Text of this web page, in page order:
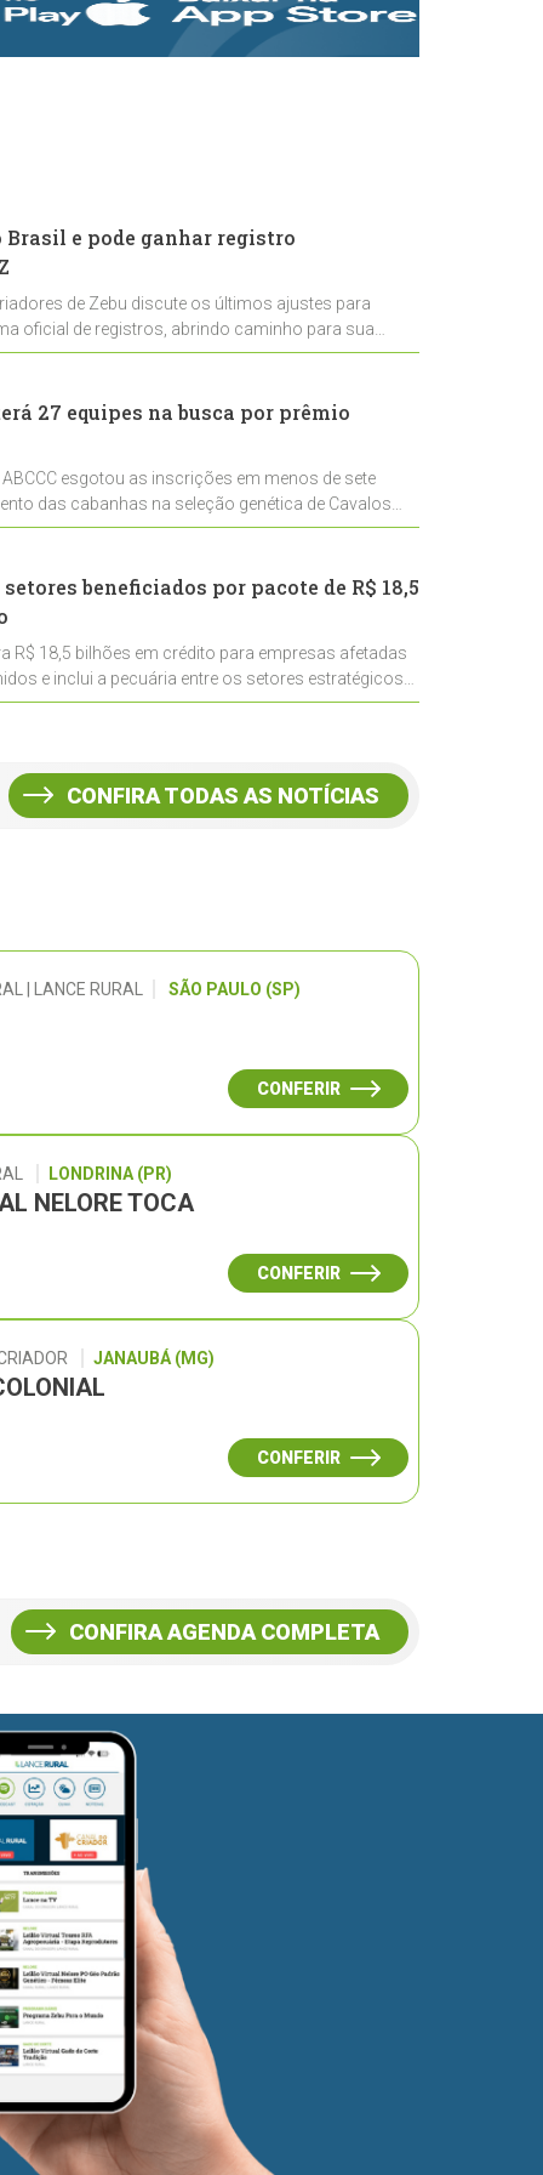
rastreabilidade e
rigor técnico para
Brasil e pode ganhar registro
de Zebu discute os últimos ajustes para
oficial de registros, abrindo caminho para sua
27 equipes na busca por prêmio
esgotou as inscrições em menos de sete
das cabanhas na seleção genética de Cavalos
beneficiados por pacote de R$ 18,5
R$ 18,5 bilhões em crédito para empresas afetadas
e inclui a pecuária entre os setores estratégicos
CONFIRA TODAS AS NOTÍCIAS
| LANCE RURAL SÃO PAULO (SP)
CONFERIR
LONDRINA (PR)
NELORE TOCA
CONFERIR
JANAUBÁ (MG)
CONFERIR
CONFIRA AGENDA COMPLETA